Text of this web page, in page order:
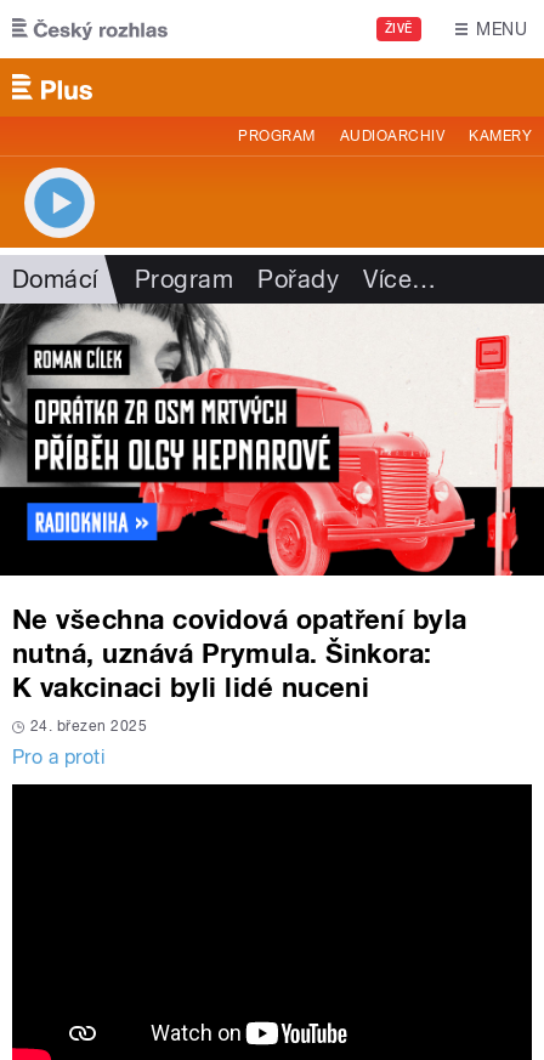
Přejít k hlavnímu obsahu
ŽIVĚ MENU
PROGRAM AUDIOARCHIV KAMERY
Domácí Program Pořady Více…
Ne všechna covidová opatření byla
nutná, uznává Prymula. Šinkora:
K vakcinaci byli lidé nuceni
24. březen 2025
Pro a proti